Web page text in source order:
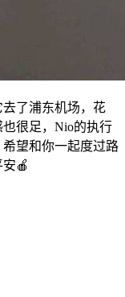
了浦东机场，花
很足，Nio的执行
望和你一起度过路
🍎